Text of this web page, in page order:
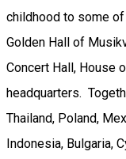
childhood to some
Golden Hall of
Concert Hall, House
headquarters.
Thailand, Poland,
Indonesia, Bulgaria,